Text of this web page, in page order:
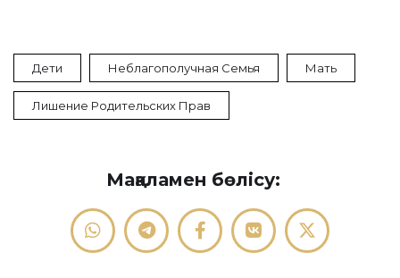
Дети Неблагополучная Семья Мать
Лишение Родительских Прав
Мақаламен бөлісу: